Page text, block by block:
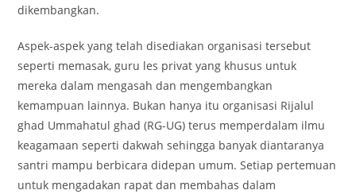
dikembangkan.
Aspek-aspek yang telah disediakan organisasi tersebut
seperti memasak, guru les privat yang khusus untuk
mereka dalam mengasah dan mengembangkan
kemampuan lainnya. Bukan hanya itu organisasi Rijalul
ghad Ummahatul ghad (RG-UG) terus memperdalam ilmu
keagamaan seperti dakwah sehingga banyak diantaranya
santri mampu berbicara didepan umum. Setiap pertemuan
untuk mengadakan rapat dan membahas dalam